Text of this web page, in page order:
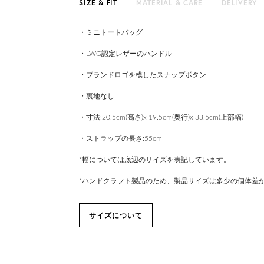
SIZE & FIT MATERIAL & CARE DELIVERY
・ミニトートバッグ
・LWG認定レザーのハンドル
・ブランドロゴを模したスナップボタン
・裏地なし
・寸法:20.5cm(高さ)x 19.5cm(奥行)x 33.5cm(上部幅)
・ストラップの長さ:55cm
*幅については底辺のサイズを表記しています。
*ハンドクラフト製品のため、製品サイズは多少の個体差
サイズについて